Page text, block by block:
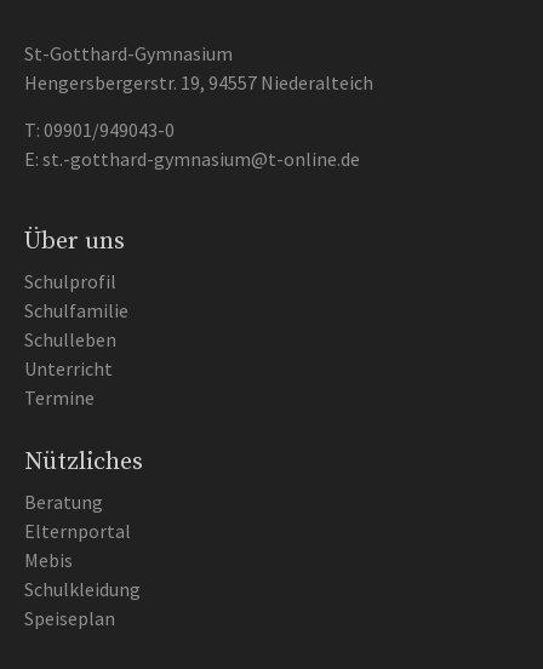
St-Gotthard-Gymnasium
Hengersbergerstr. 19, 94557 Niederalteich
T: 09901/949043-0
E: st.-gotthard-gymnasium@t-online.de
Über uns
Schulprofil
Schulfamilie
Schulleben
Unterricht
Termine
Nützliches
Beratung
Elternportal
Mebis
Schulkleidung
Speiseplan